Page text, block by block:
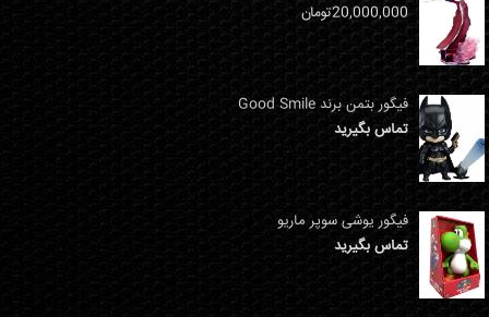
20,000,000تومان
فیگور بتمن برند Good Smile
تماس بگیرید
فیگور یوشی سوپر ماریو
تماس بگیرید